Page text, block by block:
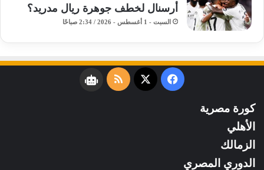
أرسنال لخطف جوهرة ريال مدريد؟
السبت - 1 أغسطس - 2026 / 2:34 صباحًا
فيسبوك
‫X
ملخصنبض
كورة مصرية
الأهلي
الزمالك
الدوري المصري